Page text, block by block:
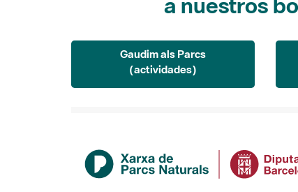
Gaudim als Parcs
(actividades)